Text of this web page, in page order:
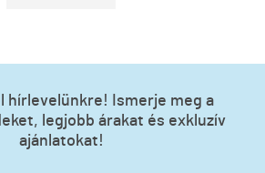
hírlevelünkre! Ismerje meg a
legjobb árakat és exkluzív
ajánlatokat!